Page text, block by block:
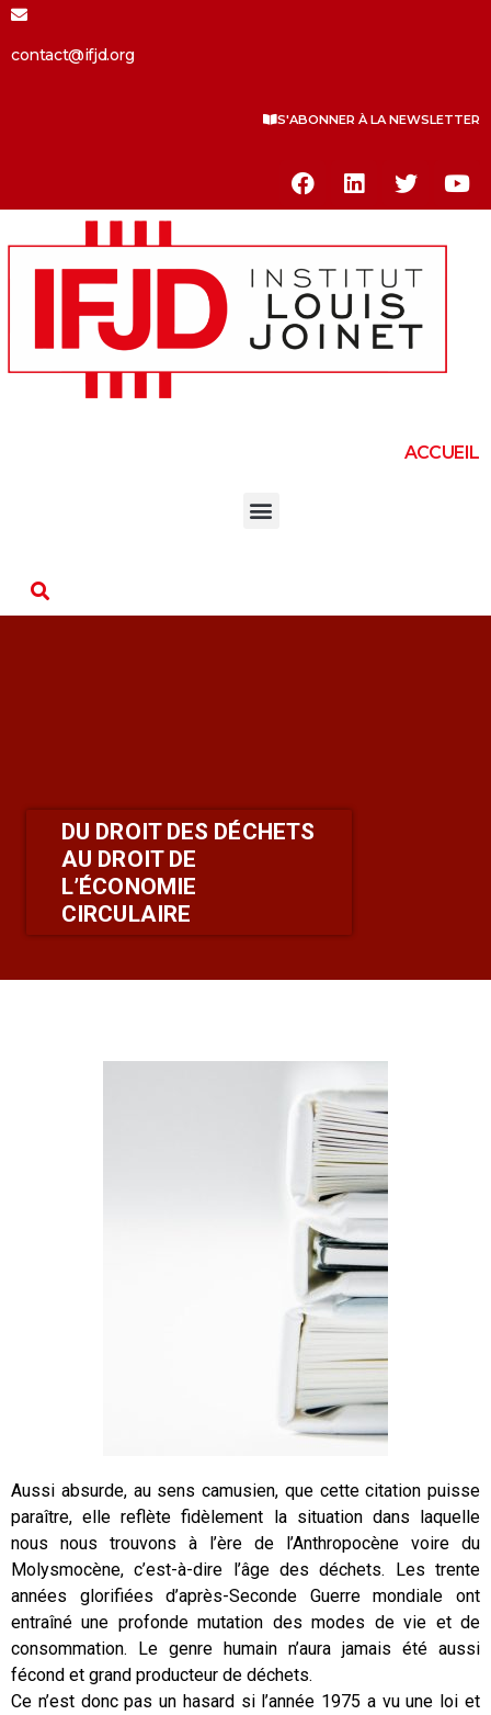
contact@ifjd.org
S'ABONNER À LA NEWSLETTER
ACCUEIL
DU DROIT DES DÉCHETS
AU DROIT DE
L’ÉCONOMIE
CIRCULAIRE
Aussi absurde, au sens camusien, que cette citation puisse
paraître, elle reflète fidèlement la situation dans laquelle
nous nous trouvons à l’ère de l’Anthropocène voire du
Molysmocène, c’est-à-dire l’âge des déchets. Les trente
années glorifiées d’après-Seconde Guerre mondiale ont
entraîné une profonde mutation des modes de vie et de
consommation. Le genre humain n’aura jamais été aussi
fécond et grand producteur de déchets.
Ce n’est donc pas un hasard si l’année 1975 a vu une loi et